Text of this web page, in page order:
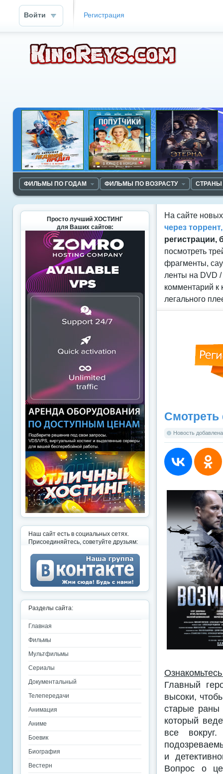
Войти Регистрация
ФИЛЬМЫ ПО ГОДАМ ФИЛЬМЫ ПО ВОЗРАСТУ
На сайте
через
регистрации,
посмотреть
фрагменты,
ленты на DVD
комментарий к
легального
Новость
Главный
высоки,
старые раны
который
все
и
Вопрос о
Просто лучший ХОСТИНГ
для Ваших сайтов:
Наш сайт есть в социальных сетях.
Присоединяйтесь, советуйте друзьям:
Разделы сайта:
Главная
Фильмы
Мультфильмы
Сериалы
Документальный
Телепередачи
Анимация
Аниме
Боевик
Биография
Вестерн